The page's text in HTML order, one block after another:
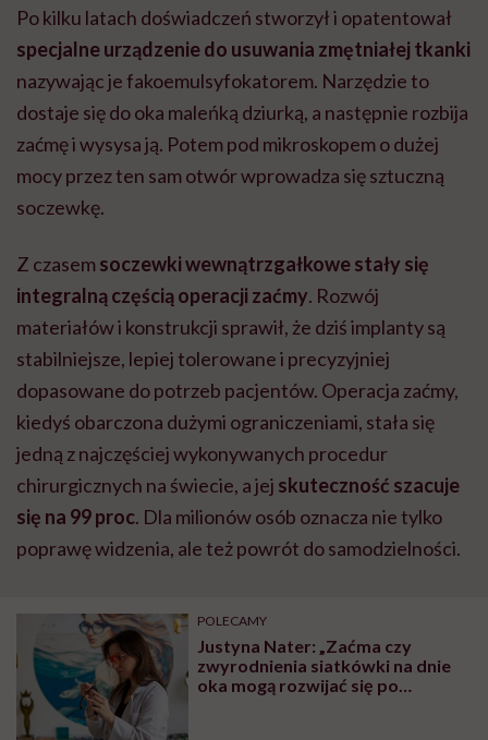
Po kilku latach doświadczeń stworzył i opatentował
specjalne urządzenie do usuwania zmętniałej tkanki
nazywając je fakoemulsyfokatorem. Narzędzie to
dostaje się do oka maleńką dziurką, a następnie rozbija
zaćmę i wysysa ją. Potem pod mikroskopem o dużej
mocy przez ten sam otwór wprowadza się sztuczną
soczewkę.
Z czasemsoczewki wewnątrzgałkowe stały się
integralną częścią operacji zaćmy. Rozwój
materiałów i konstrukcji sprawił, że dziś implanty są
stabilniejsze, lepiej tolerowane i precyzyjniej
dopasowane do potrzeb pacjentów. Operacja zaćmy,
kiedyś obarczona dużymi ograniczeniami, stała się
jedną z najczęściej wykonywanych procedur
chirurgicznych na świecie, a jej skuteczność szacuje
się na 99 proc. Dla milionów osób oznacza nie tylko
poprawę widzenia, ale też powrót do samodzielności.
POLECAMY
Justyna Nater: „Zaćma czy
zwyrodnienia siatkówki na dnie
oka mogą rozwijać się po